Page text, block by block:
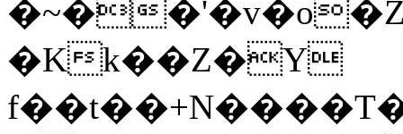
�~�
�Kk��Z�Y